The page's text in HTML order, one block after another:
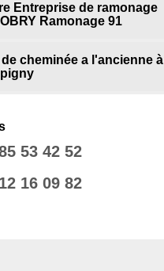
Entreprise de ramonage
Ramonage 91
cheminée a l'ancienne à
53 42 52
16 09 82